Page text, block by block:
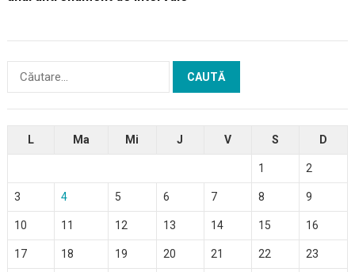
Caută
L Ma Mi J V S D
1 2
3 4 5 6 7 8 9
10 11 12 13 14 15 16
17 18 19 20 21 22 23